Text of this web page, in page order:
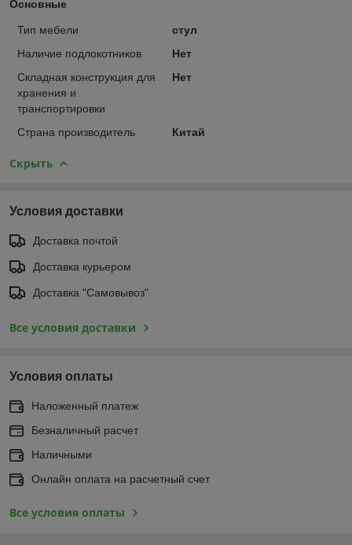
Основные
Тип мебели
стул
Наличие подлокотников
Нет
Складная конструкция для
хранения и
транспортировки
Нет
Страна производитель Китай
Скрыть
Условия доставки
Доставка почтой
Доставка курьером
Доставка "Самовывоз"
Все условия доставки
Условия оплаты
Наложенный платеж
Безналичный расчет
Наличными
Онлайн оплата на расчетный счет
Все условия оплаты